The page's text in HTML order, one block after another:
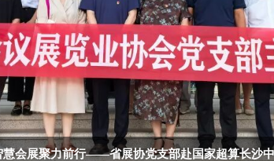
慧会展聚力前行——省展协党支部赴国家超算长沙